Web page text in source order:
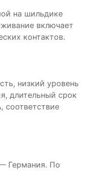
на шильдике
включает
контактов.
низкий уровень
длительный срок
соответствие
Германия. По